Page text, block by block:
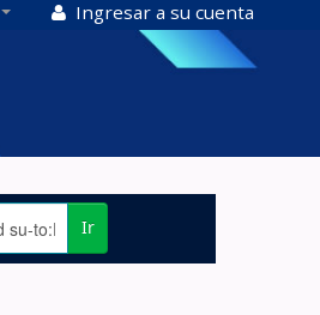
Ingresar a su cuenta
Ir